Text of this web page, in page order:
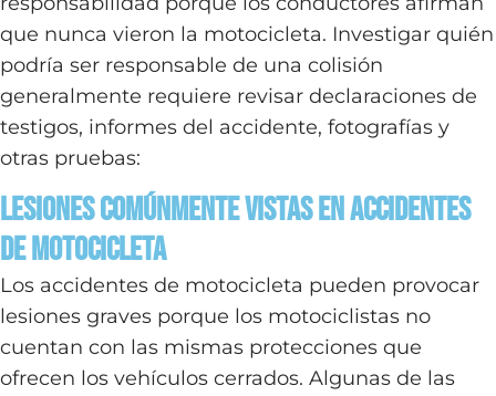
que nunca vieron la motocicleta. Investigar quién
podría ser responsable de una colisión
generalmente requiere revisar declaraciones de
testigos, informes del accidente, fotografías y
otras pruebas:
Lesiones Comúnmente Vistas en Accidentes
de Motocicleta
Los accidentes de motocicleta pueden provocar
lesiones graves porque los motociclistas no
cuentan con las mismas protecciones que
ofrecen los vehículos cerrados. Algunas de las